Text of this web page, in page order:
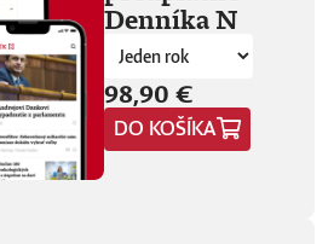
aj
palec
pred
na
vo
sálach
Denníka N
98,90 €
DO KOŠÍKA